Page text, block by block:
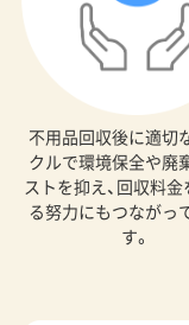
不用品回収後に適切
クルで環境保全や廃
ストを抑え、回収料
る努力にもつながっ
す。